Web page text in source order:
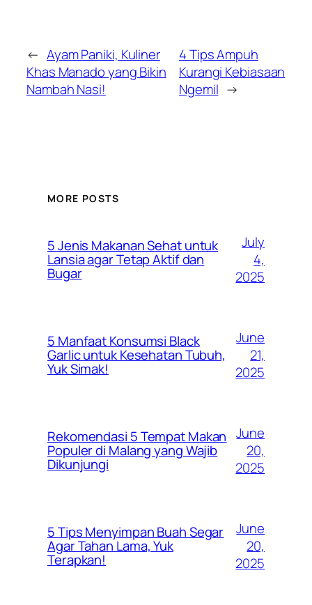
← Ayam Paniki, Kuliner
Khas Manado yang Bikin
Nambah Nasi!
4 Tips Ampuh
Kurangi Kebiasaan
Ngemil →
MORE POSTS
5 Jenis Makanan Sehat untuk
Lansia agar Tetap Aktif dan
Bugar
July
4,
2025
5 Manfaat Konsumsi Black
Garlic untuk Kesehatan Tubuh,
Yuk Simak!
June
21,
2025
Rekomendasi 5 Tempat Makan
Populer di Malang yang Wajib
Dikunjungi
June
20,
2025
5 Tips Menyimpan Buah Segar
Agar Tahan Lama, Yuk
Terapkan!
June
20,
2025